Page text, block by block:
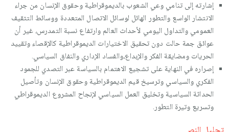
إشارته إلى تنامي وعي الشعوب بالديموقراطية وحقوق الإنسان من جراء
الانتشار الواسع والتطور الهائل لوسائل الاتصال المتعددة ووسائط التثقيف
العمومي والتداول اليومي لأحداث العالم وارتفاع نسبة التمدرس، غير أن
عوائق جمة حالت دون تحقيق الاختيارات الديموقراطية كالإقصاء وتقييد
الحريات ومضايقة الفكر والإبداع،والفساد الإداري والنفاق السياسي.
إصراره في النهاية على تشجيع الاهتمام بالسياسة عبر التصدي للجمود
الفكري والسياسي وترسيخ قيم الديموقراطية وحقوق الإنسان وتأصيل
الحداثة السياسية وتخليق العمل السياسي لإنجاح المشروع الديموقراطي
وتسريع وتيرة التطور.
تحليل النص